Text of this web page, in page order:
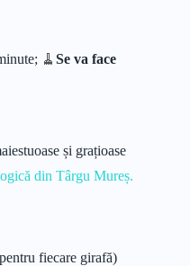
🧹 Se va face
și grațioase
din Târgu Mureș.
fiecare girafă)